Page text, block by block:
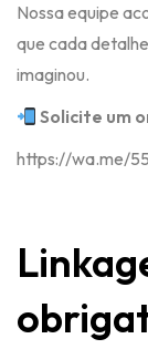
Nossa equipe
que cada
imaginou.
Solicite um
https://wa.me/